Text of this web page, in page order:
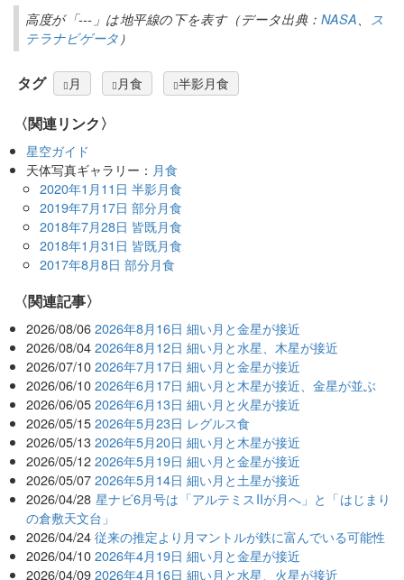
高度が「---」は地平線の下を表す（データ出典： NASA
ス
テラナビゲータ ）
タグ 月 月食 半影月食
〈関連リンク〉
星空ガイド
天体写真ギャラリー： 月食
2020年1月11日 半影月食
2019年7月17日 部分月食
2018年7月28日 皆既月食
2018年1月31日 皆既月食
2017年8月8日 部分月食
関連記事
2026/08/06 2026年8月16日 細い月と金星が接近
2026/08/04 2026年8月12日 細い月と水星、木星が接近
2026/07/10 2026年7月17日 細い月と金星が接近
2026/06/10 2026年6月17日 細い月と木星が接近、金星が並ぶ
2026/06/05 2026年6月13日 細い月と火星が接近
2026/05/15 2026年5月23日 レグルス食
2026/05/13 2026年5月20日 細い月と木星が接近
2026/05/12 2026年5月19日 細い月と金星が接近
2026/05/07 2026年5月14日 細い月と土星が接近
2026/04/28 星ナビ6月号は「アルテミスIIが月へ」と「はじまり
の倉敷天文台」
2026/04/24 従来の推定より月マントルが鉄に富んでいる可能性
2026/04/10 2026年4月19日 細い月と金星が接近
2026/04/09 2026年4月16日 細い月と水星、火星が接近